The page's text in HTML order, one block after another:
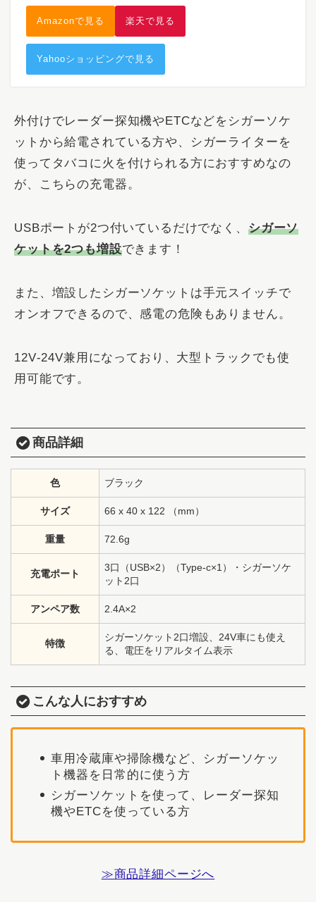
Amazonで見る 楽天で見る
Yahooショッピングで見る
外付けでレーダー探知機やETCなどをシガーソケ
ットから給電されている方や、シガーライターを
使ってタバコに火を付けられる方におすすめなの
が、こちらの充電器。
USBポートが2つ付いているだけでなく、 シガーソ
ケットを2つも増設できます！
また、増設したシガーソケットは手元スイッチで
オンオフできるので、感電の危険もありません。
12V‐24V兼用になっており、大型トラックでも使
用可能です。
商品詳細
色 ブラック
サイズ 66 x 40 x 122 （mm）
重量 72.6g
充電ポート
3口（USB×2）（Type-c×1）・シガーソケ
ット2口
アンペア数 2.4A×2
特徴
シガーソケット2口増設、24V車にも使え
る、電圧をリアルタイム表示
こんな人におすすめ
車用冷蔵庫や掃除機など、シガーソケッ
ト機器を日常的に使う方
シガーソケットを使って、レーダー探知
機やETCを使っている方
≫商品詳細ページへ